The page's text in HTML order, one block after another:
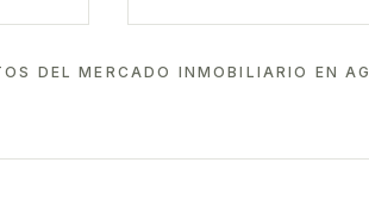
DEL MERCADO INMOBILIARIO EN